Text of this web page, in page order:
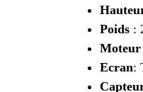
Poids :
Moteur
Ecran: